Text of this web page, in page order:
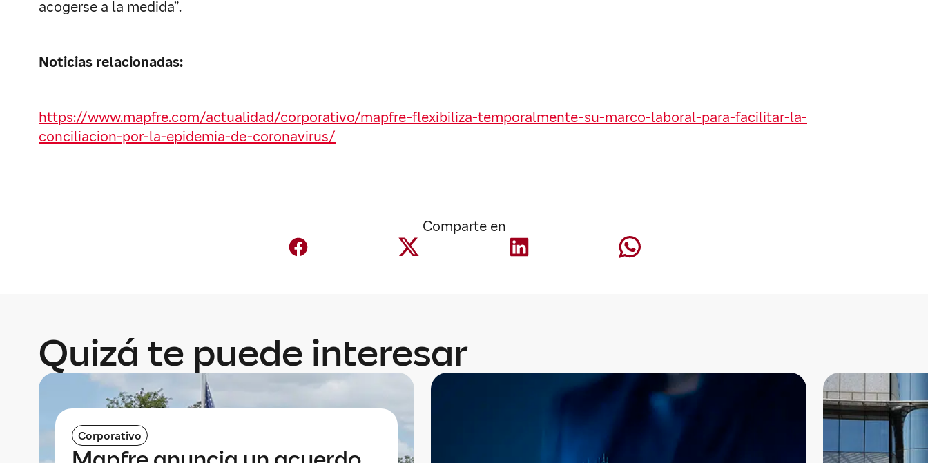
acogerse a la medida”.
Noticias relacionadas:
https://www.mapfre.com/actualidad/corporativo/mapfre-flexibiliza-temporalmente-su-marco-laboral-para-facilitar-la-
conciliacion-por-la-epidemia-de-coronavirus/
Comparte en
Quizá te puede interesar
Corporativo